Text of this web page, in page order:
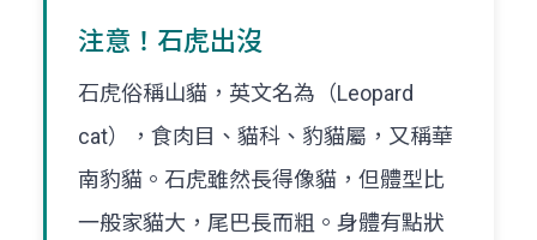
注意！石虎出沒
石虎俗稱山貓，英文名為（Leopard
cat），食肉目、貓科、豹貓屬，又稱華
南豹貓。石虎雖然長得像貓，但體型比
一般家貓大，尾巴長而粗。身體有點狀